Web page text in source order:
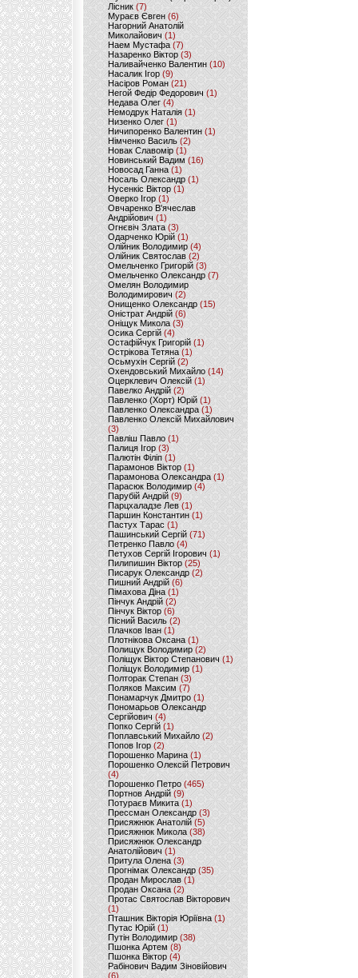
Лісник (7)
Мураєв Євген(6)
Нагорний Анатолій
Миколайович (1)
Наем Мустафа (7)
Назаренко Віктор (3)
Наливайченко Валентин (10)
Насалик Ігор(9)
Насіров Роман (21)
Негой Федір Федорович(1)
Недава Олег(4)
Немодрук Наталія(1)
Низенко Олег (1)
Ничипоренко Валентин (1)
Німченко Василь (2)
Новак Славомір (1)
Новинський Вадим (16)
Новосад Ганна (1)
Носаль Олександр (1)
Нусенкіс Віктор (1)
Оверко Ігор (1)
Овчаренко В'ячеслав
Андрійович(1)
Огнєвіч Злата (3)
Одарченко Юрій(1)
Олійник Володимир (4)
Олійник Святослав (2)
Омельченко Григорій (3)
Омельченко Олександр(7)
Омелян Володимир
Володимирович (2)
Онищенко Олександр (15)
Оністрат Андрій (6)
Оніщук Микола (3)
Осика Сергій(4)
Остафійчук Григорій(1)
Острікова Тетяна (1)
Осьмухін Сергій (2)
Охендовський Михайло (14)
Оцерклевич Олексій (1)
Павелко Андрій (2)
Павленко (Хорт) Юрій (1)
Павленко Олександра (1)
Павленко Олексій Михайлович
(3)
Павліш Павло(1)
Палиця Ігор (3)
Палютін Філіп(1)
Парамонов Віктор (1)
Парамонова Олександра(1)
Парасюк Володимир(4)
Парубій Андрій (9)
Парцхаладзе Лев (1)
Паршин Константин(1)
Пастух Тарас (1)
Пашинський Сергій (71)
Петренко Павло (4)
Петухов Сергій Ігорович (1)
Пилипишин Віктор(25)
Писарук Олександр(2)
Пишний Андрій (6)
Пімахова Діна(1)
Пінчук Андрій(2)
Пінчук Віктор (6)
Пісний Василь (2)
Плачков Іван(1)
Плотнікова Оксана (1)
Полищук Володимир(2)
Поліщук Віктор Степанович(1)
Поліщук Володимир (1)
Полторак Степан(3)
Поляков Максим (7)
Понамарчук Дмитро (1)
Пономарьов Олександр
Сергійович(4)
Попко Сергій (1)
Поплавський Михайло (2)
Попов Ігор(2)
Порошенко Марина (1)
Порошенко Олексій Петрович
(4)
Порошенко Петро (465)
Портнов Андрій (9)
Потураєв Микита(1)
Прессман Олександр(3)
Присяжнюк Анатолій (5)
Присяжнюк Микола (38)
Присяжнюк Олександр
Анатолійович (1)
Притула Олена (3)
Прогнімак Олександр(35)
Продан Мирослав(1)
Продан Оксана (2)
Протас Святослав Вікторович
(1)
Пташник Вікторія Юріївна (1)
Путас Юрій (1)
Путін Володимир(38)
Пшонка Артем (8)
Пшонка Віктор(4)
Рабінович Вадим Зіновійович
(6)